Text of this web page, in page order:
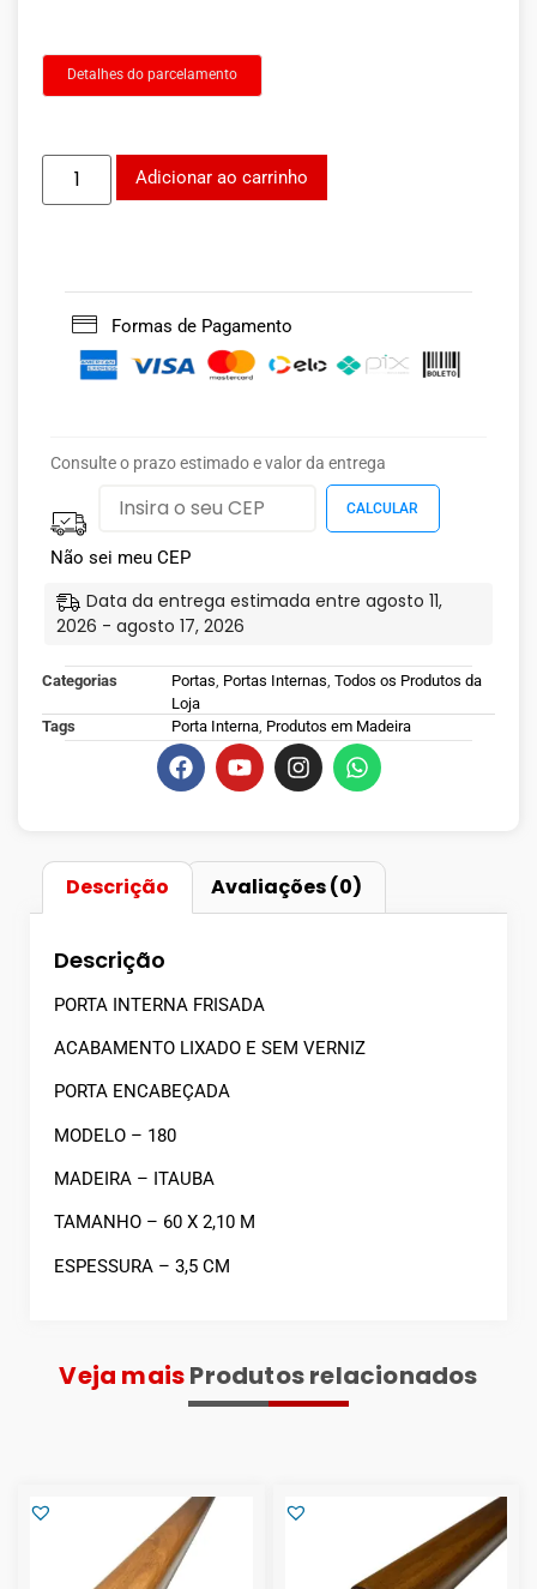
Detalhes do parcelamento
Adicionar ao carrinho
Formas de Pagamento
Consulte o prazo estimado e valor da entrega
Não sei meu CEP
Data da entrega estimada entre agosto 11,
2026 - agosto 17, 2026
Categorias Portas Portas Internas Todos os Produtos da
Loja
Tags
Porta Interna Produtos em Madeira
Descrição Avaliações (0)
Descrição
PORTA INTERNA FRISADA
ACABAMENTO LIXADO E SEM VERNIZ
PORTA ENCABEÇADA
MODELO – 180
MADEIRA – ITAUBA
TAMANHO – 60 X 2,10 M
ESPESSURA – 3,5 CM
Veja maisProdutos relacionados